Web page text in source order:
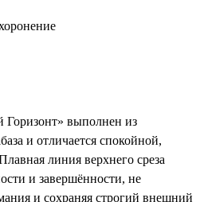
выполнен из
и отличается спокойной,
линия верхнего среза
и завершённости, не
и сохраняя строгий внешний